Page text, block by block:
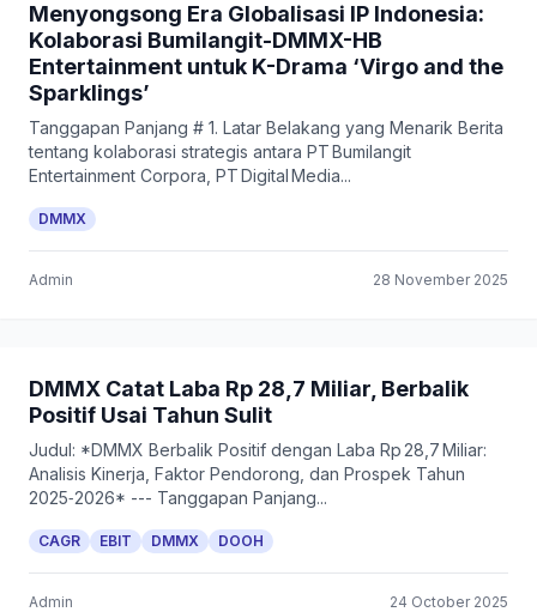
Menyongsong Era Globalisasi IP Indonesia:
Kolaborasi Bumilangit-DMMX-HB
Entertainment untuk K-Drama ‘Virgo and the
Sparklings’
Tanggapan Panjang # 1. Latar Belakang yang Menarik Berita
tentang kolaborasi strategis antara PT Bumilangit
Entertainment Corpora, PT Digital Media...
DMMX
Admin 28 November 2025
DMMX Catat Laba Rp 28,7 Miliar, Berbalik
Positif Usai Tahun Sulit
Judul: *DMMX Berbalik Positif dengan Laba Rp 28,7 Miliar:
Analisis Kinerja, Faktor Pendorong, dan Prospek Tahun
2025‑2026* --- Tanggapan Panjang...
CAGR EBIT DMMX DOOH
Admin 24 October 2025